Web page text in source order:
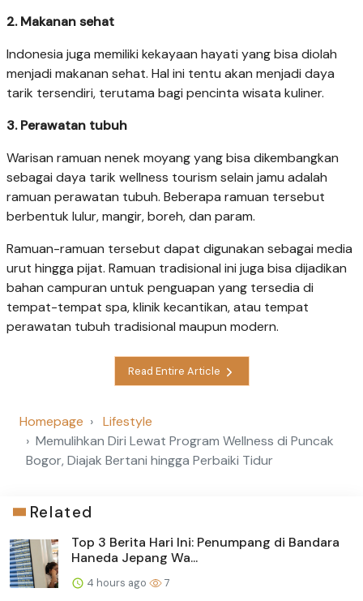
2. Makanan sehat
Indonesia juga memiliki kekayaan hayati yang bisa diolah
menjadi makanan sehat. Hal ini tentu akan menjadi daya
tarik tersendiri, terutama bagi pencinta wisata kuliner.
3. Perawatan tubuh
Warisan ramuan nenek moyang yang bisa dikembangkan
sebagai daya tarik wellness tourism selain jamu adalah
ramuan perawatan tubuh. Beberapa ramuan tersebut
berbentuk lulur, mangir, boreh, dan param.
Ramuan-ramuan tersebut dapat digunakan sebagai media
urut hingga pijat. Ramuan tradisional ini juga bisa dijadikan
bahan campuran untuk penguapan yang tersedia di
tempat-tempat spa, klinik kecantikan, atau tempat
perawatan tubuh tradisional maupun modern.
Read Entire Article
Homepage
Lifestyle
Memulihkan Diri Lewat Program Wellness di Puncak
Bogor, Diajak Bertani hingga Perbaiki Tidur
Related
Top 3 Berita Hari Ini: Penumpang di Bandara
Haneda Jepang Wa...
4 hours ago 7